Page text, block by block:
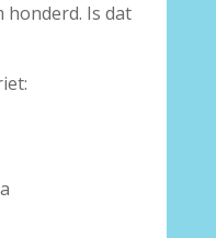
honderd. Is dat